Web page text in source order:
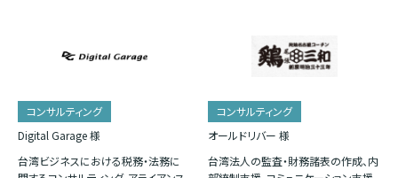
コンサルティング
Digital Garage 様
台湾ビジネスにおける税務・法務に
コンサルティング
オールドリバー 様
台湾法人の監査・財務諸表の作成、内